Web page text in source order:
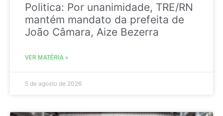
Politica: Por unanimidade, TRE/RN
mantém mandato da prefeita de
João Câmara, Aize Bezerra
VER MATÉRIA »
5 de agosto de 2026